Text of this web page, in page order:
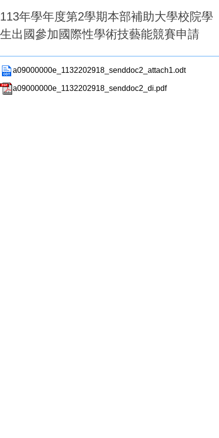
113年學年度第2學期本部補助大學校院學
生出國參加國際性學術技藝能競賽申請
a09000000e_1132202918_senddoc2_attach1.odt
a09000000e_1132202918_senddoc2_di.pdf